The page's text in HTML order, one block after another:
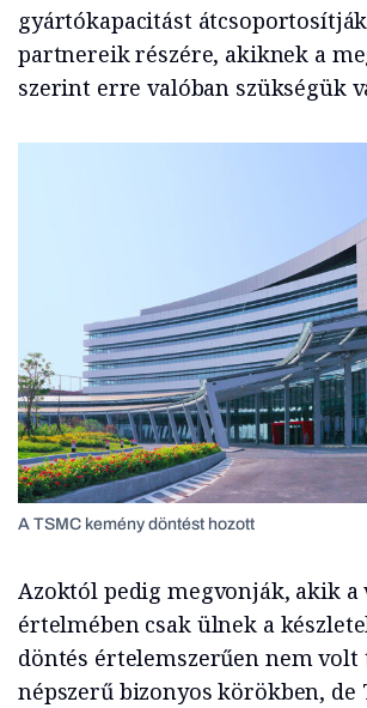
gyártókapacitást
partnereik részére, akiknek a
szerint erre valóban szükségük
A TSMC kemény döntést hozott
Azoktól pedig megvonják, akik a
értelmében csak ülnek a
döntés értelemszerűen nem volt
népszerű bizonyos körökben, de